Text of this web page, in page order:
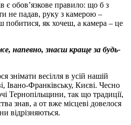
є обов’язкове правило: що б з
не падав, руку з камерою –
побитися, як хочеш, а камера – це
напевно, знаєш краще за будь-
знімати весілля в усій нашій
Івано-Франківську, Києві. Чесно
Тернопільщини, так що традиції,
знав, а от вже місцеві довелося
відрізняються.